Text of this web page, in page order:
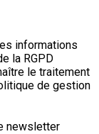
informations
la RGPD
le traitement
de gestion
newsletter